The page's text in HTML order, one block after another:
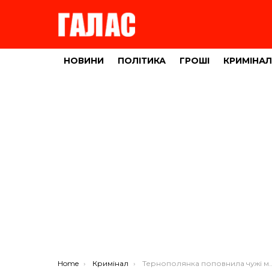
НОВИНИ ПОЛІТИКА ГРОШІ КРИМІНАЛ
You are here:
Home Кримінал Тернополянка поповнила чужі мобільні рахунки на 7000 гривень